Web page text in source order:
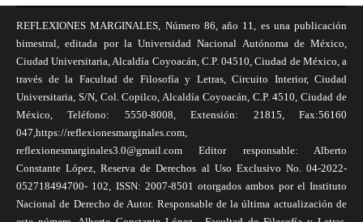
REFLEXIONES MARGINALES, Número 86, año 11, es una publicación
bimestral, editada por la Universidad Nacional Autónoma de México,
Ciudad Universitaria, Alcaldía Coyoacán, C.P. 04510, Ciudad de México, a
través de la Facultad de Filosofía y Letras, Circuito Interior, Ciudad
Universitaria, S/N, Col. Copilco, Alcaldía Coyoacán, C.P. 4510, Ciudad de
México, Teléfono: 5550-8008, Extensión: 21815, Fax:56160
047,https://reflexionesmarginales.com,
reflexionesmarginales3.0@gmail.com Editor responsable: Alberto
Constante López, Reserva de Derechos al Uso Exclusivo No. 04-2022-
052718494700- 102, ISSN: 2007-8501 otorgados ambos por el Instituto
Nacional de Derecho de Autor. Responsable de la última actualización de